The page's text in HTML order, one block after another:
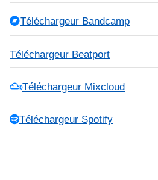
Téléchargeur Bandcamp
Téléchargeur Beatport
Téléchargeur Mixcloud
Téléchargeur Spotify